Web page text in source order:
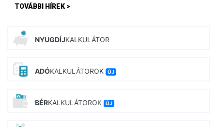
TOVÁBBI HÍREK >
NYUGDÍJKALKULÁTOR
ADÓKALKULÁTOROK ÚJ
BÉRKALKULÁTOROK ÚJ